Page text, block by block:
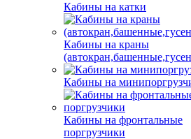
Кабины на катки
Кабины на краны
Кабины на
Кабины на фронтальные
поргрузчики